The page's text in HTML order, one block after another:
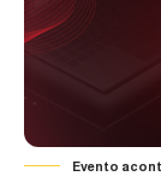
Evento